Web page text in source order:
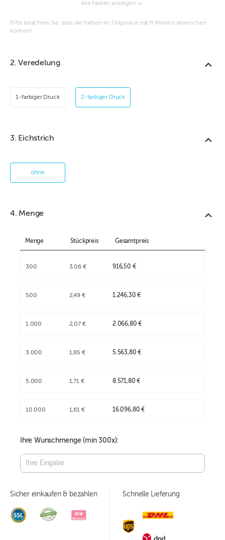
Alle Farben anzeigen
Bitte beachten Sie, dass die Farben im Original je nach Monitor abweichen
können!
2. Veredelung
1-farbiger Druck 2-farbiger Druck
3. Eichstrich
ohne
4. Menge
Menge Stückpreis Gesamtpreis
300 3,06 € 916,50 €
500 2,49 € 1.246,30 €
1.000 2,07 € 2.066,80 €
3.000 1,85 € 5.563,80 €
5.000 1,71 € 8.571,80 €
10.000 1,61 € 16.096,80 €
Ihre Wunschmenge (min300x):
Sicher einkaufen & bezahlen Schnelle Lieferung